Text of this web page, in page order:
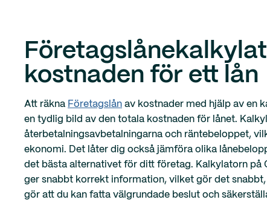
kostnaden för ett lån
Att räkna Företagslån av kostnader med hjälp av en
en tydlig bild av den totala kostnaden för lånet.
återbetalningsavbetalningarna och räntebeloppet,
ekonomi. Det låter dig också jämföra olika
det bästa alternativet för ditt företag. Kalkylatorn på
ger snabbt korrekt information, vilket gör det
gör att du kan fatta välgrundade beslut och